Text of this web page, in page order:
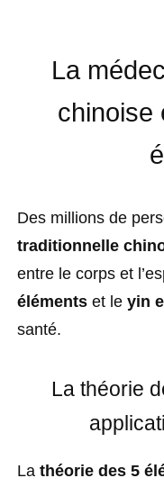
La
chinoise
Des millions de
traditionnelle
entre le corps et
éléments et le yin
santé.
La théorie
La théorie des 5